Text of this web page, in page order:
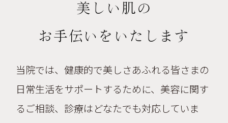
美しい肌の
お手伝いをいたします
当院では、健康的で美しさあふれる皆さまの
日常生活をサポートするために、美容に関す
るご相談、診療はどなたでも対応していま